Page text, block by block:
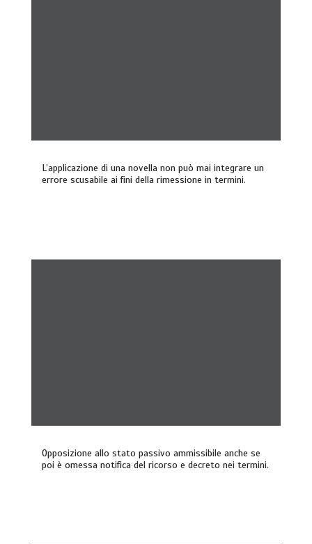
L’applicazione di una novella non può mai integrare un
errore scusabile ai fini della rimessione in termini.
Opposizione allo stato passivo ammissibile anche se
poi è omessa notifica del ricorso e decreto nei termini.